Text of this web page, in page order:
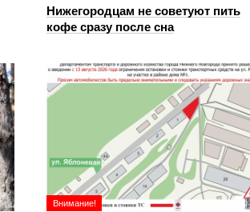
Нижегородцам не советуют пить
кофе сразу после сна
Внимание!